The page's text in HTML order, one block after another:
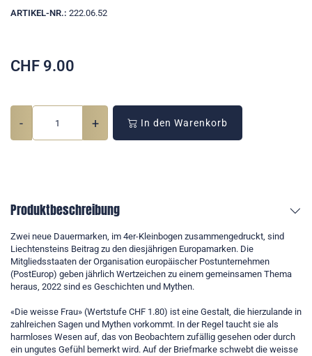
ARTIKEL-NR.: 222.06.52
CHF 9.00
- + In den Warenkorb
Produktbeschreibung
Zwei neue Dauermarken, im 4er-Kleinbogen zusammengedruckt, sind
Liechtensteins Beitrag zu den diesjährigen Europamarken. Die
Mitgliedsstaaten der Organisation europäischer Postunternehmen
(PostEurop) geben jährlich Wertzeichen zu einem gemeinsamen Thema
heraus, 2022 sind es Geschichten und Mythen.
«Die weisse Frau» (Wertstufe CHF 1.80) ist eine Gestalt, die hierzulande in
zahlreichen Sagen und Mythen vorkommt. In der Regel taucht sie als
harmloses Wesen auf, das von Beobachtern zufällig gesehen oder durch
ein ungutes Gefühl bemerkt wird. Auf der Briefmarke schwebt die weisse